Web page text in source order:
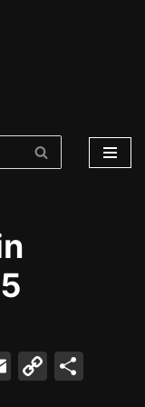
E C